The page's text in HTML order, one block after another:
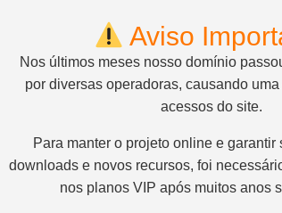
Aviso
Nos últimos meses nosso domínio
por diversas operadoras, causando
acessos do site.
Para manter o projeto online e garantir
downloads e novos recursos, foi
nos planos VIP após muitos anos
1920×1040 – H.264 / AVC / 1.85:1 /
Inglês – DTS XXL – 2.0 / 48 kHz /
1920×1040 – H.264 / AVC / 1.85:1 /
Inglês – DTS XXL – 2.0 / 48 kHz /